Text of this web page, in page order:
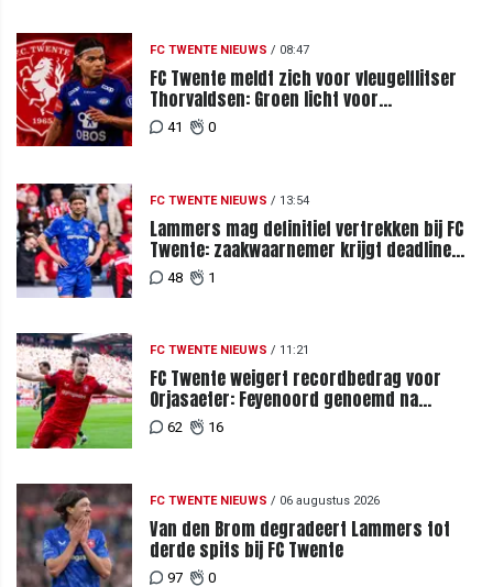
FC TWENTE NIEUWS / 08:47
FC Twente meldt zich voor vleugelflitser
Thorvaldsen: Groen licht voor
miljoenenbod
41 0
FC TWENTE NIEUWS / 13:54
Lammers mag definitief vertrekken bij FC
Twente: zaakwaarnemer krijgt deadline
vanwege komst vervanger
48 1
FC TWENTE NIEUWS / 11:21
FC Twente weigert recordbedrag voor
Orjasaeter: Feyenoord genoemd na
megabod
62 16
FC TWENTE NIEUWS / 06 augustus 2026
Van den Brom degradeert Lammers tot
derde spits bij FC Twente
97 0